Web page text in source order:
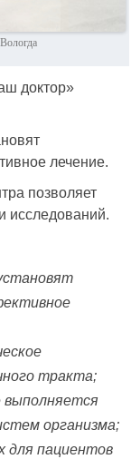
доктор»
лечение.
позволяет
исследований.
тракта;
выполняется
организма;
для пациентов